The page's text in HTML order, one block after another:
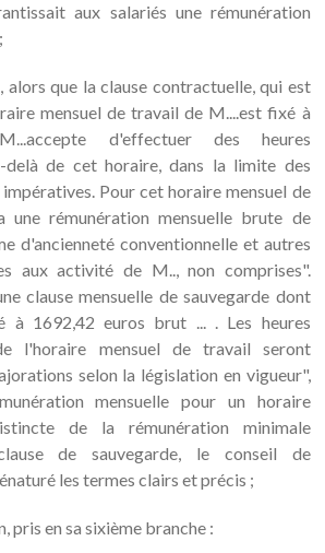
aux salariés une rémunération
alors que la clause contractuelle, qui est
mensuel de travail de M....est fixé à
d'effectuer des heures
delà de cet horaire, dans la limite des
Pour cet horaire mensuel de
une rémunération mensuelle brute de
d'ancienneté conventionnelle et autres
aux activité de M.., non comprises".
clause mensuelle de sauvegarde dont
à 1692,42 euros brut ... . Les heures
l'horaire mensuel de travail seront
selon la législation en vigueur",
mensuelle pour un horaire
de la rémunération minimale
de sauvegarde, le conseil de
les termes clairs et précis ;
pris en sa sixième branche :